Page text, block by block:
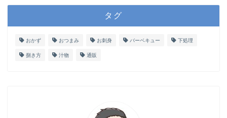
タグ
おかず おつまみ お刺身 バーベキュー 下処理
捌き方 汁物 通販